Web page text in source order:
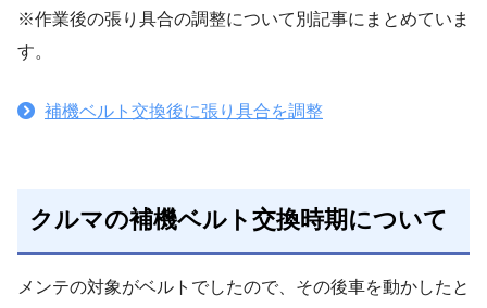
※作業後の張り具合の調整について別記事にまとめていま
す。
補機ベルト交換後に張り具合を調整
クルマの補機ベルト交換時期について
メンテの対象がベルトでしたので、その後車を動かしたと